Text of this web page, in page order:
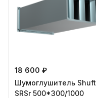
18 600 ₽
Шумоглушитель Shuft
SRSr 500*300/1000